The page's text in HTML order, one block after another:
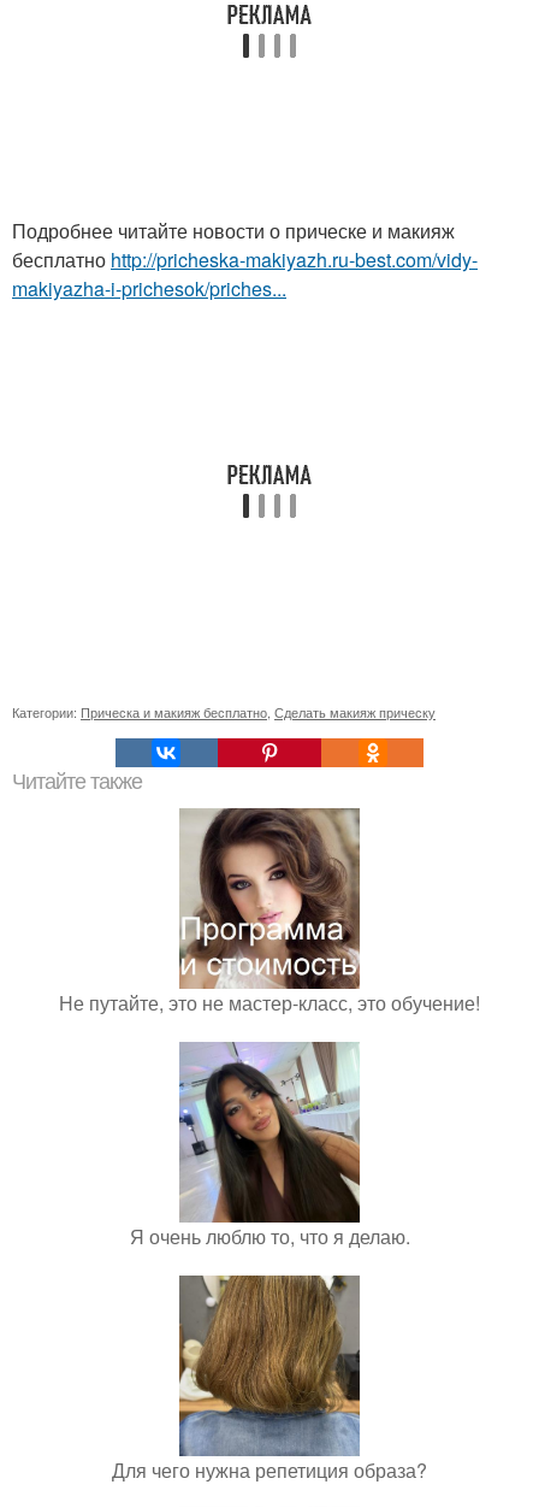
Подробнее читайте новости о прическе и макияж
бесплатно http://pricheska-makiyazh.ru-best.com/vidy-
makiyazha-i-prichesok/priches...
Категории: Прическа и макияж бесплатно Сделать макияж прическу
Читайте также
Не путайте, это не мастер-класс, это обучение!
Я очень люблю то, что я делаю.
Для чего нужна репетиция образа?